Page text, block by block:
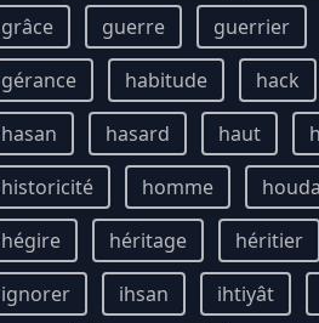
grâce
guerre guerrier
gérance
habitude hack
hasan
hasard haut
historicité
homme
hégire
héritage héritier
ignorer
ihsan ihtiyât